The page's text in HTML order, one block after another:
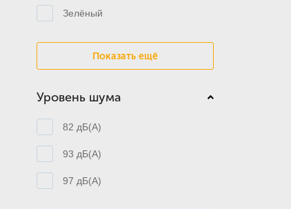
Зелёный
Показать ещё
Уровень шума
82 дБ(А)
93 дБ(А)
97 дБ(А)